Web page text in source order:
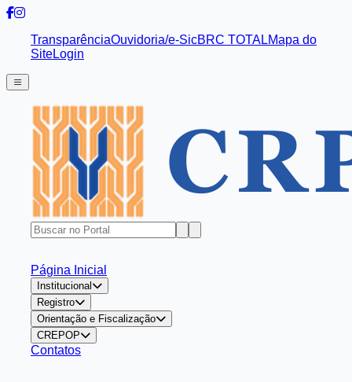
TransparênciaOuvidoria/e-SicBRC TOTALMapa do
SiteLogin
Página Inicial
Institucional
Registro
Orientação e Fiscalização
CREPOP
Contatos